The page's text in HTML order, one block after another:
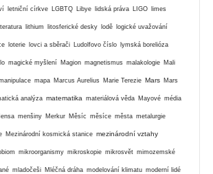
letniční církve LGBTQ Libye lidská práva LIGO limes
lithium litosferické desky lodě logické uvažování
loterie lovci a sběrači Ludolfovo číslo lymská borelióza
magické myšlení Magion magnetismus malakologie Mali
mapa Marcus Aurelius Marie Terezie Mars Mars
analýza matematika materiálová věda Mayové média
menšiny Merkur Měsíc měsíce města metalurgie
Mezinárodní kosmická stanice mezinárodní vztahy
mikroorganismy mikroskopie mikrosvět mimozemské
mladočeši Mléčná dráha modelování klimatu moderní lidé